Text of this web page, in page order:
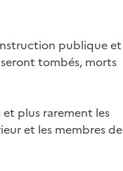
publique et
seront tombés, morts
et plus rarement les
et les membres de